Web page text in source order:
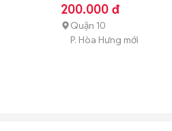
200.000 đ
Quận 10
P. Hòa Hưng mới